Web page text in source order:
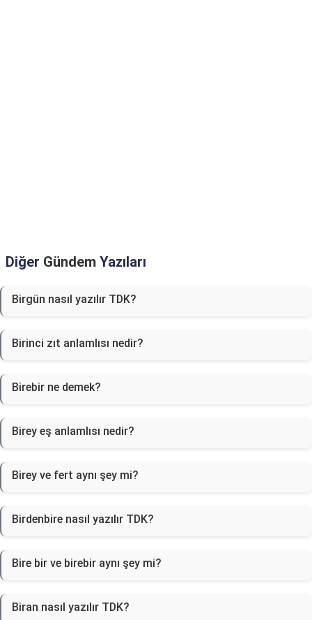
Diğer Gündem Yazıları
Birgün nasıl yazılır TDK?
Birinci zıt anlamlısı nedir?
Birebir ne demek?
Birey eş anlamlısı nedir?
Birey ve fert aynı şey mi?
Birdenbire nasıl yazılır TDK?
Bire bir ve birebir aynı şey mi?
Biran nasıl yazılır TDK?